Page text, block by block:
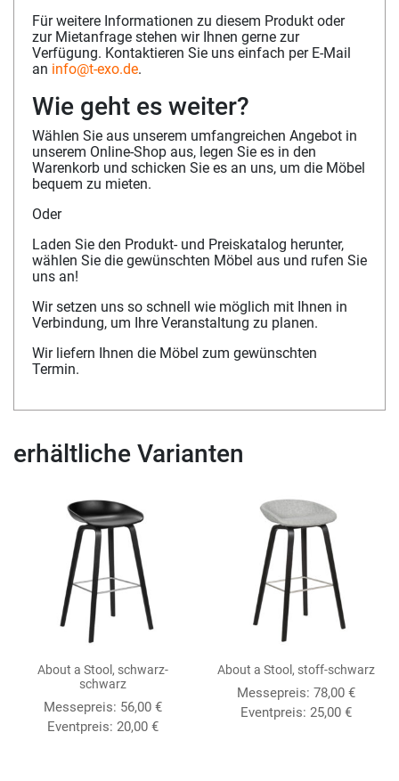
Für weitere Informationen zu diesem Produkt oder
zur Mietanfrage stehen wir Ihnen gerne zur
Verfügung. Kontaktieren Sie uns einfach per E-Mail
an info@t-exo.de.
Wie geht es weiter?
Wählen Sie aus unserem umfangreichen Angebot in
unserem Online-Shop aus, legen Sie es in den
Warenkorb und schicken Sie es an uns, um die Möbel
bequem zu mieten.
Oder
Laden Sie den Produkt- und Preiskatalog herunter,
wählen Sie die gewünschten Möbel aus und rufen Sie
uns an!
Wir setzen uns so schnell wie möglich mit Ihnen in
Verbindung, um Ihre Veranstaltung zu planen.
Wir liefern Ihnen die Möbel zum gewünschten
Termin.
erhältliche Varianten
About a Stool, schwarz-
schwarz
Messepreis: 56,00 €
Eventpreis: 20,00 €
About a Stool, stoff-schwarz
Messepreis:78,00€
Eventpreis:25,00€